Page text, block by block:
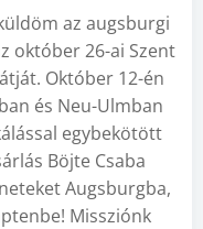
az augsburgi
október 26-ai Szent
Október 12-én
és Neu-Ulmban
egybekötött
Böjte Csaba
Augsburgba,
Missziónk